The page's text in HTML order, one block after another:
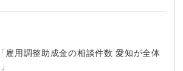
雇用調整助成金の相談件数 愛知が全体